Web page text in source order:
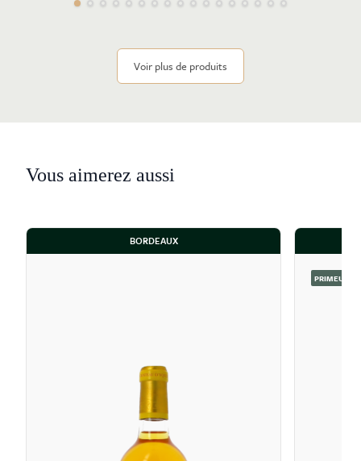
Voir plus de produits
Vous aimerez aussi
BORDEAUX
PRIMEUR